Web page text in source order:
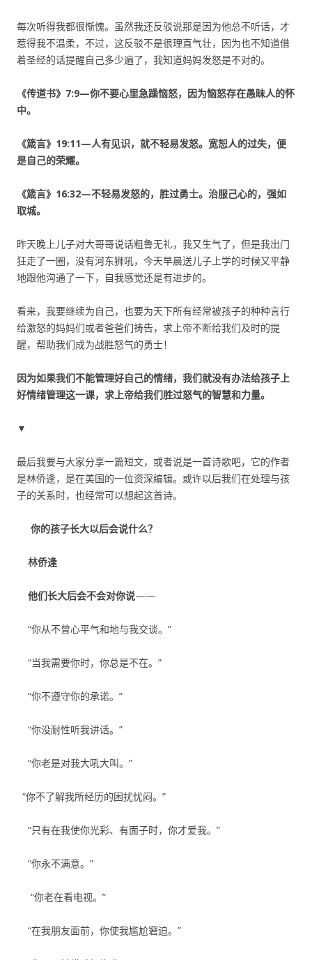
每次听得我都很惭愧。虽然我还反驳说那是因为他总不听话，才
惹得我不温柔，不过，这反驳不是很理直气壮，因为也不知道借
着圣经的话提醒自己多少遍了，我知道妈妈发怒是不对的。
《传道书》 7:9—你不要心里急躁恼怒，因为恼怒存在愚昧人的怀
中。
《箴言》 19:11—人有见识，就不轻易发怒。宽恕人的过失，便
是自己的荣耀。
《箴言》 16:32—不轻易发怒的，胜过勇士。治服己心的，强如
取城。
昨天晚上儿子对大哥哥说话粗鲁无礼，我又生气了，但是我出门
狂走了一圈，没有河东狮吼，今天早晨送儿子上学的时候又平静
地跟他沟通了一下，自我感觉还是有进步的。
看来，我要继续为自己，也要为天下所有经常被孩子的种种言行
给激怒的妈妈们或者爸爸们祷告，求上帝不断给我们及时的提
醒，帮助我们成为战胜怒气的勇士！
因为如果我们不能管理好自己的情绪，我们就没有办法给孩子上
好情绪管理这一课，求上帝给我们胜过怒气的智慧和力量。
▼
最后我要与大家分享一篇短文，或者说是一首诗歌吧，它的作者
是林侨逢，是在美国的一位资深编辑。或许以后我们在处理与孩
子的关系时，也经常可以想起这首诗。
你的孩子长大以后会说什么？
林侨逢
他们长大后会不会对你说——
“你从不曾心平气和地与我交谈。”
“当我需要你时，你总是不在。”
“你不遵守你的承诺。”
“你没耐性听我讲话。”
“你老是对我大吼大叫。”
“你不了解我所经历的困扰忧闷。”
“只有在我使你光彩、有面子时，你才爱我。”
“你永不满意。”
“你老在看电视。”
“在我朋友面前，你使我尴尬窘迫。”